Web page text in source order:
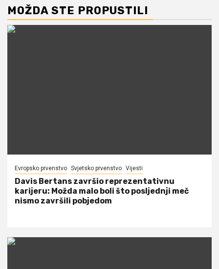
MOŽDA STE PROPUSTILI
Evropsko prvenstvo Svjetsko prvenstvo Vijesti
Davis Bertans završio reprezentativnu
karijeru: Možda malo boli što posljednji meč
nismo završili pobjedom